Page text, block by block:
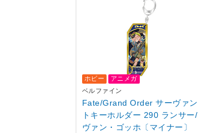
ホビー
アニメガ
ベルファイン
Fate/Grand Order サーヴァン
トキーホルダー 290 ランサー/
ヴァン・ゴッホ〔マイナー〕